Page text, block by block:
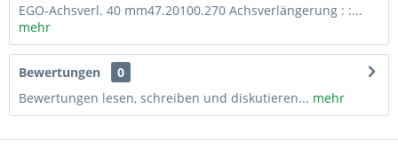
EGO-Achsverl. 40 mm47.20100.270 Achsverlängerung : :...
mehr
Bewertungen
0
Bewertungen lesen, schreiben und diskutieren... mehr